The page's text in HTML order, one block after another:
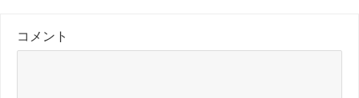
コメント